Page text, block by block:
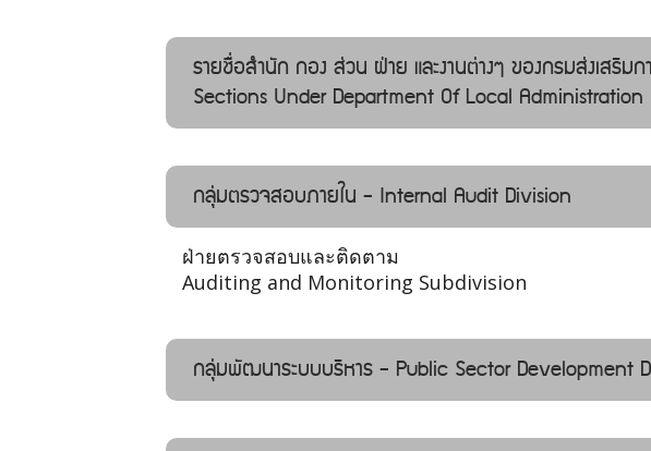
รายชื่อสำนัก กอง ส่วน ฝ่าย และงานต่างๆ ของกรมส่งเสริ
Sections Under Department Of Local Administration
กลุ่มตรวจสอบภายใน - Internal Audit Division
ฝ่ายตรวจสอบและติดตาม
Auditing and Monitoring Subdivision
กลุ่มพัฒนาระบบบริหาร - Public Sector Development